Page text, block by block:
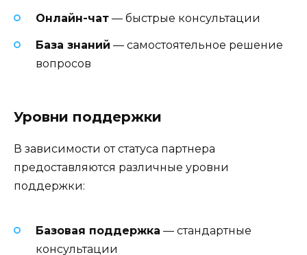
Онлайн-чат — быстрые консультации
База знаний — самостоятельное решение
вопросов
Уровни поддержки
В зависимости от статуса партнера
предоставляются различные уровни
поддержки:
Базовая поддержка — стандартные
консультации